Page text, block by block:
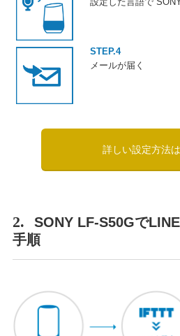
STEP.4
メールが届く
詳しい設定方法
2.
SONY LF-S50Gで
手順